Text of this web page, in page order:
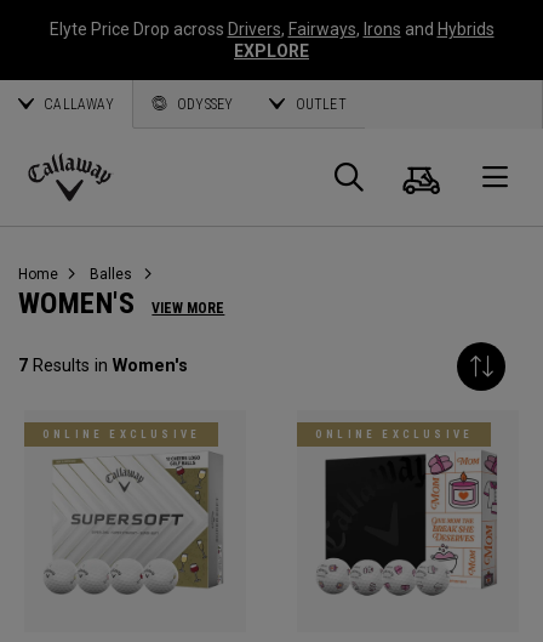
Elyte Price Drop across Drivers, Fairways, Irons and Hybrids
EXPLORE
CALLAWAY ODYSSEY OUTLET
Callaway
Panier
Home Balles
WOMEN'S VIEW MORE
7 Results in Women's
ONLINE EXCLUSIVE ONLINE EXCLUSIVE